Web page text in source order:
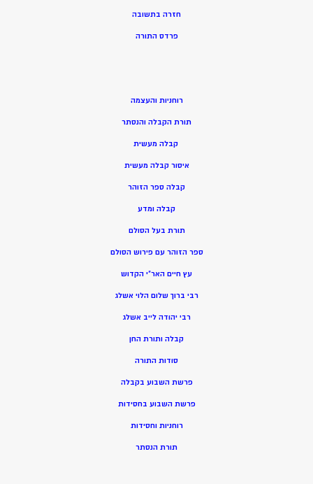
חזרה בתשובה
פרדס התורה
רוחניות והעצמה
תורת הקבלה והנסתר
קבלה מעשית
איסור קבלה מעשית
קבלה ספר הזוהר
קבלה ומדע
תורת בעל הסולם
ספר הזוהר עם פירוש הסולם
עץ חיים האר”י הקדוש
רבי ברוך שלום הלוי אשלג
רבי יהודה לייב אשלג
קבלה ותורת החן
סודות התורה
פרשת השבוע בקבלה
פרשת השבוע בחסידות
רוחניות וחסידות
תורת הנסתר